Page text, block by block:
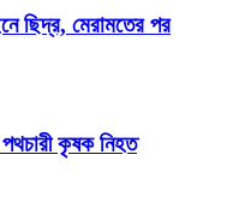
ছিদ্র, মেরামতের পর
পথচারী কৃষক নিহত